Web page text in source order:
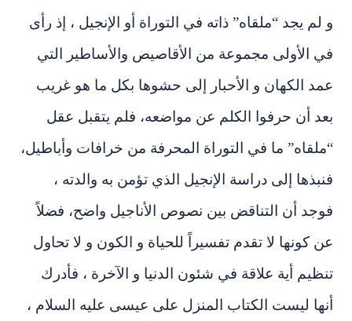
و لم يجد “ملقاه” ذاته في التوراة أو الإنجيل ، إذ رأى
في الأولى مجموعة من الأقاصيص والأساطير التي
عمد الكهان و الأحبار إلى حشوها بكل ما هو غريب
بعد أن حرفوا الكلم عن مواضعه، فلم يتقبل عقل
“ملقاه” ما في التوراة المحرفة من خرافات وأباطيل،
فنبذها إلى دراسة الإنجيل الذي تؤمن به والدته ،
فوجد أن التناقض بين نصوص الأناجيل واضح، فضلاً
عن كونها لا تقدم تفسيراً للحياة و الكون و لا تحاول
تنظيم أية علاقة في شئون الدنيا و الآخرة ، فأدرك
أنها ليست الكتاب المنزل على عيسى عليه السلام ،